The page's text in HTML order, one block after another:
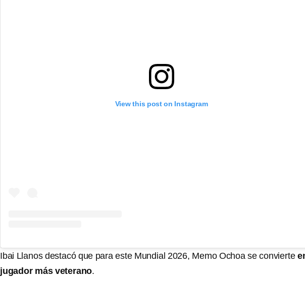
View this post on Instagram
Ibai Llanos destacó que para este Mundial 2026, Memo Ochoa se convierte
jugador más veterano.